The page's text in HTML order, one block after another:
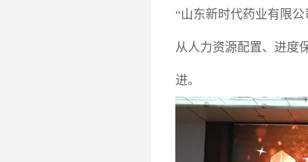
“山东新时代药业有限
从人力资源配置、进度
进。